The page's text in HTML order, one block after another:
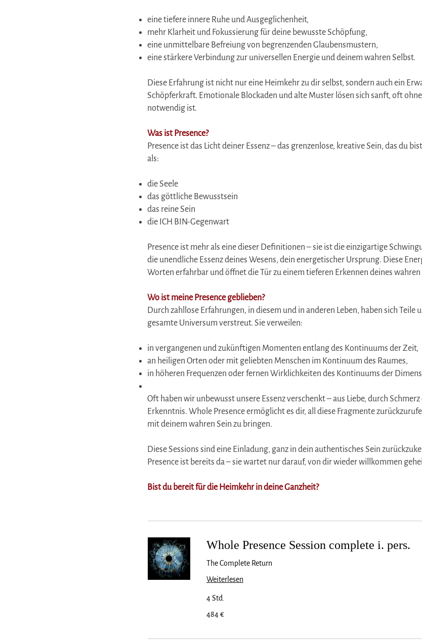
eine tiefere innere Ruhe und Ausgeglichenheit,
mehr Klarheit und Fokussierung für deine bewusste Schöpfung,
eine unmittelbare Befreiung von begrenzenden Glaubensmustern,
eine stärkere Verbindung zur universellen Energie und deinem wahren Selbst.
Diese Erfahrung ist nicht nur eine Heimkehr zu dir selbst, sondern auch ein
Schöpferkraft. Emotionale Blockaden und alte Muster lösen sich sanft, oft
notwendig ist.
Was ist Presence?
Presence ist das Licht deiner Essenz – das grenzenlose, kreative Sein, das du
als:
die Seele
das göttliche Bewusstsein
das reine Sein
die ICH BIN-Gegenwart
Presence ist mehr als eine dieser Definitionen – sie ist die einzigartige
die unendliche Essenz deines Wesens, dein energetischer Ursprung. Diese
Worten erfahrbar und öffnet die Tür zu einem tieferen Erkennen deines wahren
Wo ist meine Presence geblieben?
Durch zahllose Erfahrungen, in diesem und in anderen Leben, haben sich Teile
gesamte Universum verstreut. Sie verweilen:
in vergangenen und zukünftigen Momenten entlang des Kontinuums der Zeit,
an heiligen Orten oder mit geliebten Menschen im Kontinuum des Raumes,
in höheren Frequenzen oder fernen Wirklichkeiten des Kontinuums der
Oft haben wir unbewusst unsere Essenz verschenkt – aus Liebe, durch
Erkenntnis. Whole Presence ermöglicht es dir, all diese Fragmente
mit deinem wahren Sein zu bringen.
Diese Sessions sind eine Einladung, ganz in dein authentisches Sein
Presence ist bereits da – sie wartet nur darauf, von dir wieder willkommen
Bist du bereit für die Heimkehr in deine Ganzheit?
Whole Presence Session complete i. pers.
The Complete Return
Weiterlesen
4 Std.
Euro
484 €